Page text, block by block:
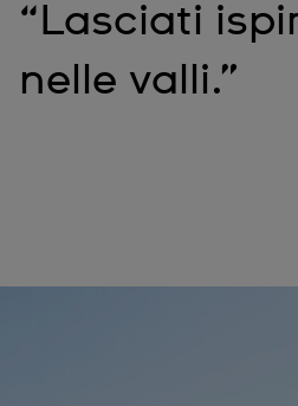
“Lasciati
nelle valli.”